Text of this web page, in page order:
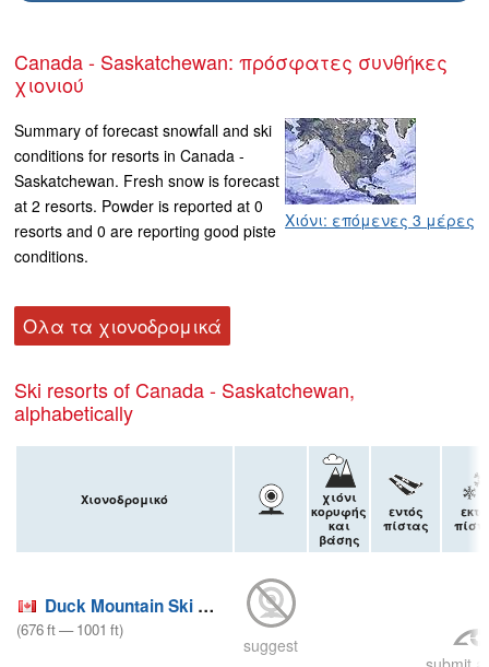
Canada - Saskatchewan: πρόσφατες συνθήκες
χιονιού
Χιόνι: επόμενες 3 μέρες
Summary of forecast snowfall and ski
conditions for resorts in Canada -
Saskatchewan. Fresh snow is forecast
at 2 resorts. Powder is reported at 0
resorts and 0 are reporting good piste
conditions.
Ολα τα χιονοδρομικά
Ski resorts of Canada - Saskatchewan,
alphabetically
Χιονοδρομικό
χιόνι
κορυφής
και
βάσης
εντός
πίστας
Duck Mountain Ski Area
(676ft—1001 ft)
suggest